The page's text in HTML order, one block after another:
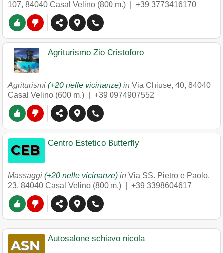
107, 84040 Casal Velino (800 m.) | +39 3773416170
Agriturismo Zio Cristoforo
Agriturismi (+20 nelle vicinanze) in Via Chiuse, 40, 84040
Casal Velino (600 m.) | +39 0974907552
Centro Estetico Butterfly
Massaggi (+20 nelle vicinanze) in Via SS. Pietro e Paolo,
23, 84040 Casal Velino (800 m.) | +39 3398604617
Autosalone schiavo nicola